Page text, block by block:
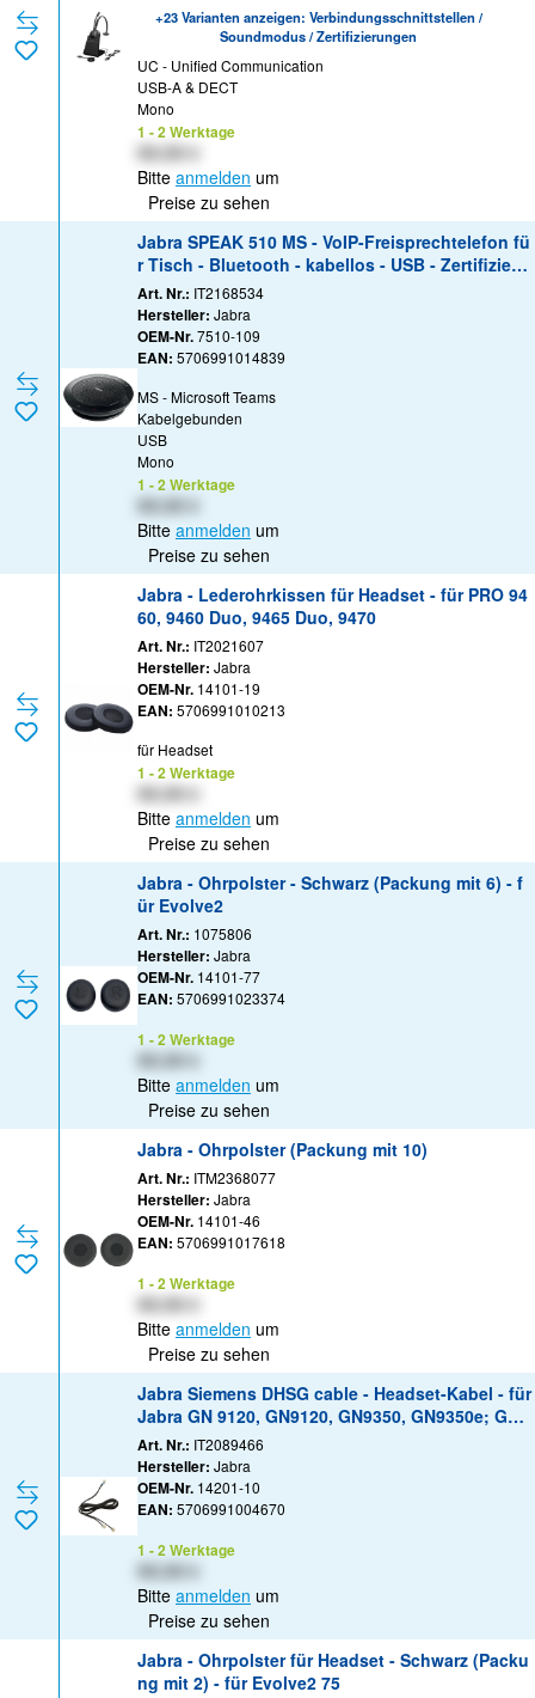
+23 Varianten anzeigen: Verbindungsschnittstellen /
Soundmodus / Zertifizierungen
UC - Unified Communication
USB-A & DECT
Mono
1 - 2 Werktage
XX,XX €
Bitte anmelden um
Preise zu sehen
Jabra SPEAK 510 MS - VoIP-Freisprechtelefon fü
r Tisch - Bluetooth - kabellos - USB - Zertifiziert
für Skype für Unternehmen
Art. Nr.: IT2168534
Hersteller: Jabra
OEM-Nr.7510-109
EAN: 5706991014839
MS - Microsoft Teams
Kabelgebunden
USB
Mono
1 - 2 Werktage
Bitte anmelden um
Preise zu sehen
Jabra - Lederohrkissen für Headset - für PRO 94
60, 9460 Duo, 9465 Duo, 9470
Art. Nr.: IT2021607
Hersteller: Jabra
OEM-Nr. 14101-19
EAN: 5706991010213
für Headset
1 - 2 Werktage
XX,XX €
Bitte anmelden um
Preise zu sehen
Jabra - Ohrpolster - Schwarz (Packung mit 6) - f
ür Evolve2
Art. Nr.: 1075806
Hersteller: Jabra
OEM-Nr. 14101-77
EAN: 5706991023374
1 - 2 Werktage
Bitte anmelden um
Preise zu sehen
Jabra - Ohrpolster (Packung mit 10)
Art. Nr.: ITM2368077
Hersteller: Jabra
OEM-Nr. 14101-46
EAN: 5706991017618
1 - 2 Werktage
XX,XX €
Bitte anmelden um
Preise zu sehen
Jabra Siemens DHSG cable - Headset-Kabel - für
Jabra GN 9120, GN9120, GN9350, GN9350e; GO
6430, 6470
Art. Nr.: IT2089466
Hersteller: Jabra
OEM-Nr. 14201-10
EAN: 5706991004670
1 - 2 Werktage
Bitte anmelden um
Preise zu sehen
Jabra - Ohrpolster für Headset - Schwarz (Packu
ng mit 2) - für Evolve2 75